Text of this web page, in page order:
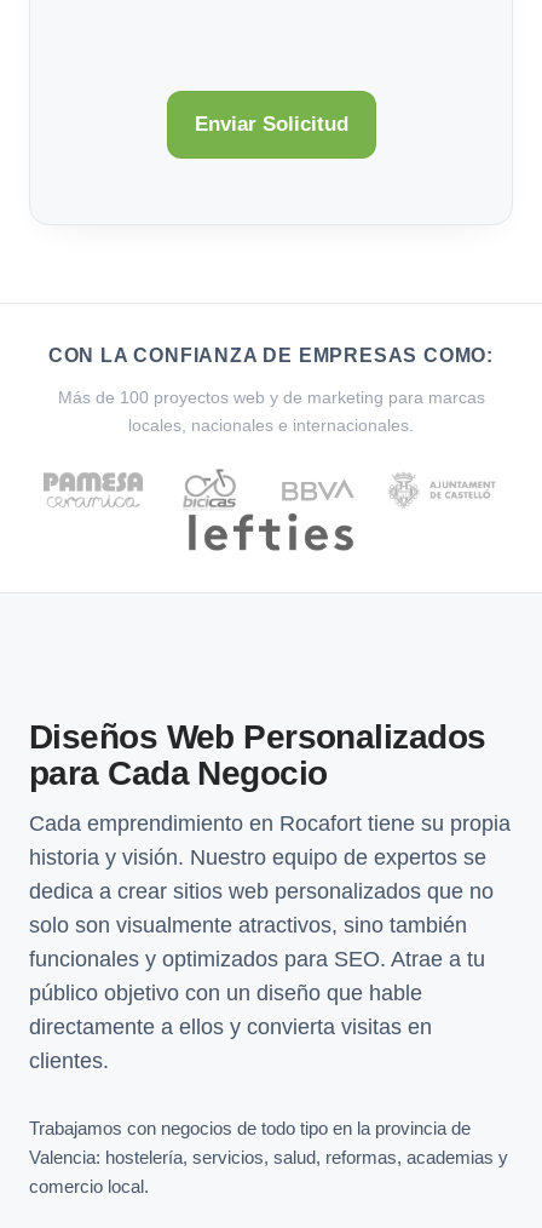
CON LA CONFIANZA DE EMPRESAS COMO:
Más de 100 proyectos web y de marketing para marcas
locales, nacionales e internacionales.
Diseños Web Personalizados
para Cada Negocio
Cada emprendimiento en Rocafort tiene su propia
historia y visión. Nuestro equipo de expertos se
dedica a crear sitios web personalizados que no
solo son visualmente atractivos, sino también
funcionales y optimizados para SEO. Atrae a tu
público objetivo con un diseño que hable
directamente a ellos y convierta visitas en
clientes.
Trabajamos con negocios de todo tipo en la provincia de
Valencia: hostelería, servicios, salud, reformas, academias y
comercio local.